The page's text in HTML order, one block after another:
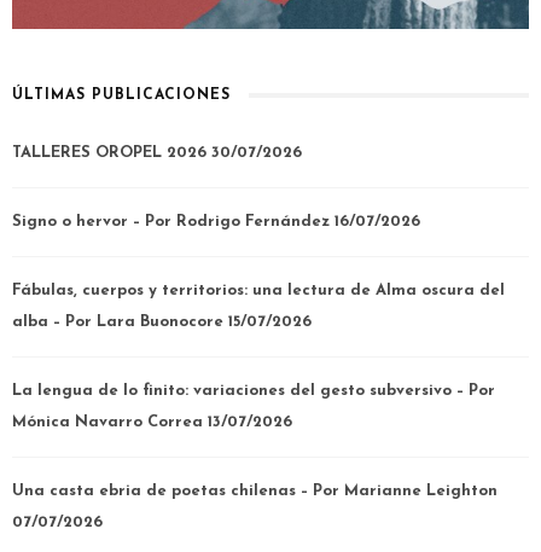
ÚLTIMAS PUBLICACIONES
TALLERES OROPEL 2026 30/07/2026
Signo o hervor – Por Rodrigo Fernández 16/07/2026
Fábulas, cuerpos y territorios: una lectura de Alma oscura del
alba – Por Lara Buonocore 15/07/2026
La lengua de lo finito: variaciones del gesto subversivo – Por
Mónica Navarro Correa 13/07/2026
Una casta ebria de poetas chilenas – Por Marianne Leighton
07/07/2026